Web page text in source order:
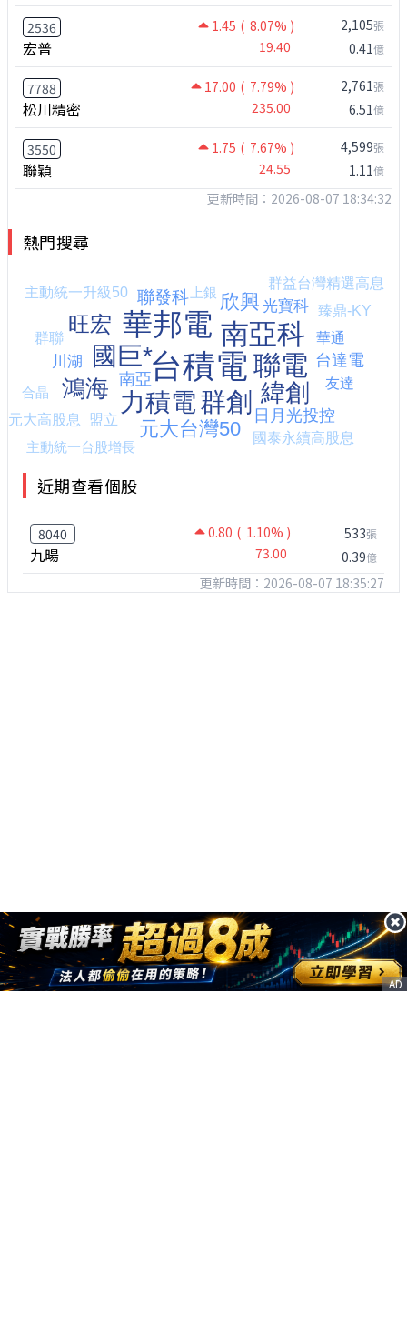
2536 1.45 ( 8.07% )
宏普 19.40
2,105張
0.41億
7788 17.00 ( 7.79% )
松川精密 235.00
2,761張
6.51億
3550 1.75 ( 7.67% )
聯穎 24.55
4,599張
1.11億
更新時間：2026-08-07 18:34:32
熱門搜尋
近期查看個股
8040 0.80 ( 1.10% )
九暘 73.00
533張
0.39億
更新時間：2026-08-07 18:35:27
AD